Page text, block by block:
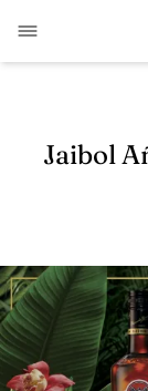
Jaibol